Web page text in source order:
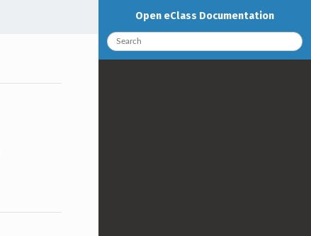
Open eClass Documentation